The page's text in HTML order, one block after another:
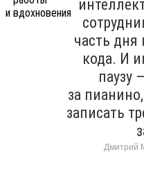
часть дня
кода. И
паузу
за
записать
Дмитрий